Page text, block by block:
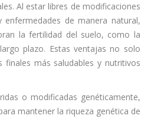
Al estar libres de modificaciones
de manera natural,
la fertilidad del suelo, como la
plazo. Estas ventajas no solo
más saludables y nutritivos
o modificadas genéticamente,
mantener la riqueza genética de